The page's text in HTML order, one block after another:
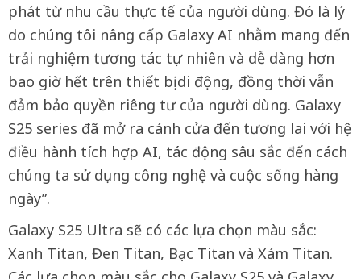
phát từ nhu cầu thực tế của người dùng. Đó là lý
do chúng tôi nâng cấp Galaxy AI nhằm mang đến
trải nghiệm tương tác tự nhiên và dễ dàng hơn
bao giờ hết trên thiết bị di động, đồng thời vẫn
đảm bảo quyền riêng tư của người dùng. Galaxy
S25 series đã mở ra cánh cửa đến tương lai với hệ
điều hành tích hợp AI, tác động sâu sắc đến cách
chúng ta sử dụng công nghệ và cuộc sống hàng
ngày”.
Galaxy S25 Ultra sẽ có các lựa chọn màu sắc:
Xanh Titan, Đen Titan, Bạc Titan và Xám Titan.